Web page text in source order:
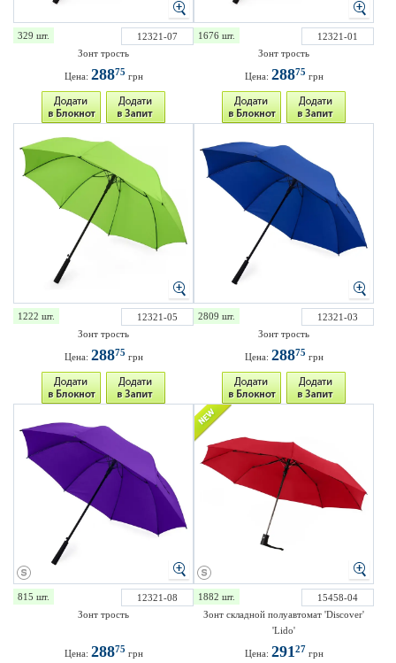
329 шт.
12321-07
Зонт трость
Цена: 28875 грн
1676 шт.
12321-01
Зонт трость
Цена: 28875 грн
1222 шт.
12321-05
Зонт трость
Цена: 28875 грн
2809 шт.
12321-03
Зонт трость
Цена: 28875 грн
815 шт.
12321-08
Зонт трость
Цена: 28875 грн
1882 шт.
15458-04
Зонт складной полуавтомат 'Discover'
'Lido'
Цена: 29127 грн